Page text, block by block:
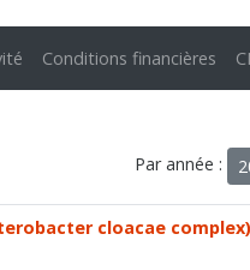
Conditions financières
Par année :
cloacae complex)